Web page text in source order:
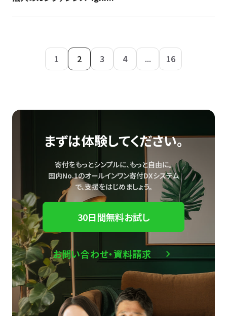
1 2 3 4 ... 16
まずは体験してください。
寄付をもっとシンプルに、もっと自由に。
国内No.1のオールインワン寄付DXシステム
で、支援をはじめましょう。
30日間無料お試し
お問い合わせ・資料請求